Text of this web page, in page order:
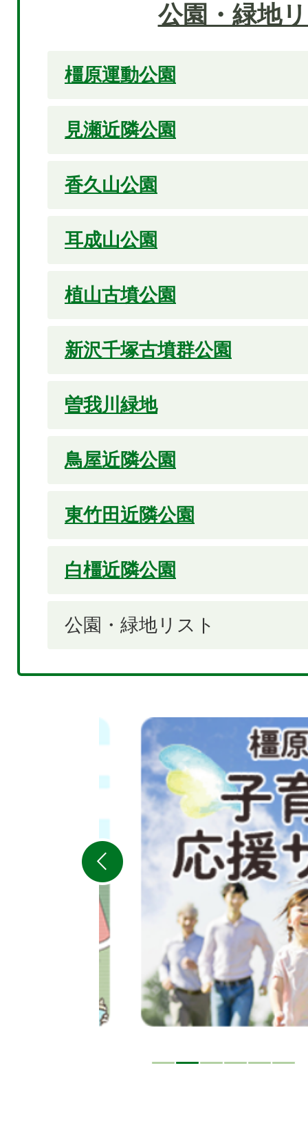
公園・緑地
橿原運動公園
見瀬近隣公園
香久山公園
耳成山公園
植山古墳公園
新沢千塚古墳群公園
曽我川緑地
鳥屋近隣公園
東竹田近隣公園
白橿近隣公園
公園・緑地リスト
2
目
ス
ラ
ド